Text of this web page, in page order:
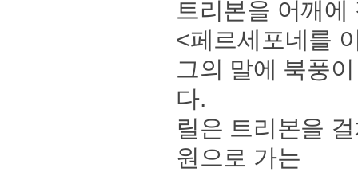
트리본을 어깨에
<페르세포네를
그의 말에 북풍
다.
릴은 트리본을
원으로 가는